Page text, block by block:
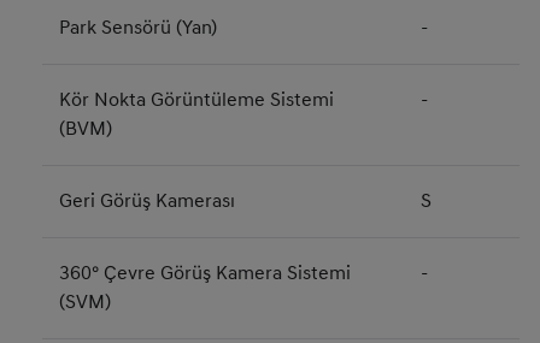
Park Sensörü (Yan) -
Kör Nokta Görüntüleme Sistemi
(BVM)
-
Geri Görüş Kamerası S
360° Çevre Görüş Kamera Sistemi
(SVM)
-